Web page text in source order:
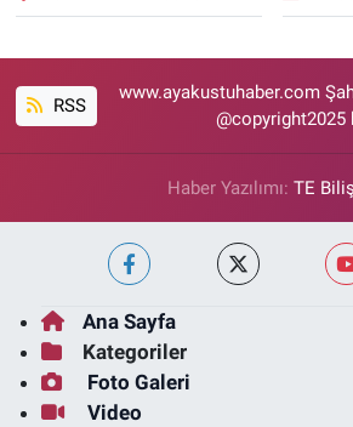
RSS
www.ayakustuhaber.com
Haber Yazılımı: TE
Ana Sayfa
Kategoriler
Foto Galeri
Video